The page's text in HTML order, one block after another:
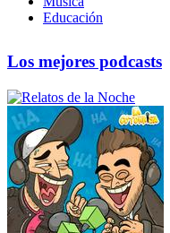
Educación
Los mejores podcasts